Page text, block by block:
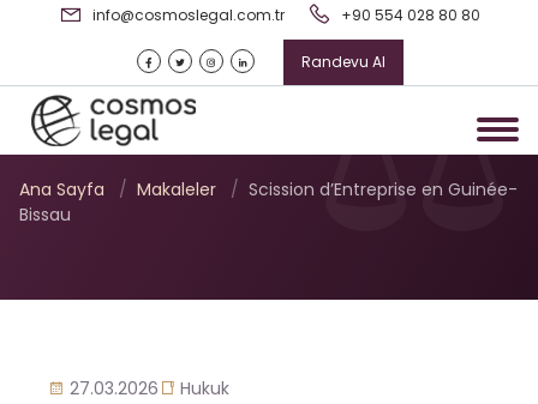
info@cosmoslegal.com.tr +90 554 028 80 80
Randevu Al
Scission d’Entreprise en
Guinée-Bissau
Ana Sayfa / Makaleler / Scission d’Entreprise en Guinée-
Bissau
27.03.2026 Hukuk